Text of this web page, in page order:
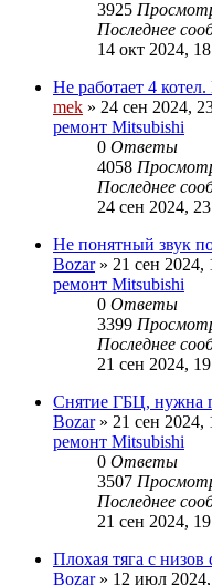
3925
Последнее
14 окт 2024,
Не работает 4
mek » 24 сен 2024,
ремонт Mitsubishi
0 Ответы
4058
Последнее
24 сен 2024,
Не понятный звук
Bozar» 21 сен 2024,
ремонт Mitsubishi
0 Ответы
3399
Последнее
21 сен 2024,
Снятие ГБЦ, нужна
Bozar» 21 сен 2024,
ремонт Mitsubishi
0 Ответы
3507
Последнее
21 сен 2024,
Плохая тяга с низов
Bozar» 12 июл